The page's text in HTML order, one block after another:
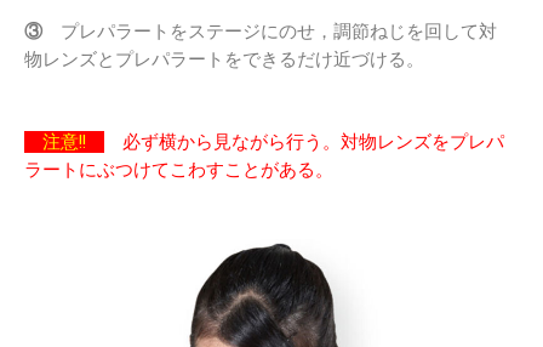
③ プレパラートをステージにのせ，調節ねじを回して対
物レンズとプレパラートをできるだけ近づける。
注意!!
必ず横から見ながら行う。対物レンズをプレパ
ラートにぶつけてこわすことがある。